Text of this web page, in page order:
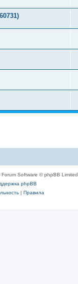
Forum Software © phpBB Limited
phpBB
| Правила